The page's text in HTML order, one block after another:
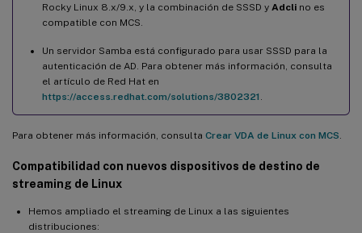
Rocky Linux 8.x/9.x, y la combinación de SSSD y Adcli no es
compatible con MCS.
Un servidor Samba está configurado para usar SSSD para la
autenticación de AD. Para obtener más información, consulta
el artículo de Red Hat en
https://access.redhat.com/solutions/3802321
Para obtener más información, consulta Crear VDA de Linux con MCS
Compatibilidad con nuevos dispositivos de destino de
streaming de Linux
Hemos ampliado el streaming de Linux a las siguientes
distribuciones: